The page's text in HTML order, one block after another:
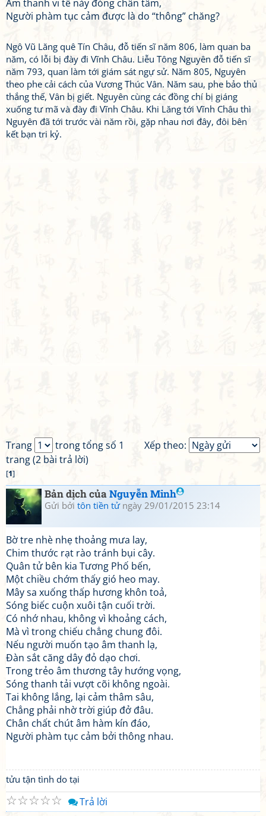
Âm thanh vi tế này đóng chân tâm,
Người phàm tục cảm được là do “thông” chăng?
Ngô Vũ Lăng quê Tín Châu, đỗ tiến sĩ năm 806, làm quan ba
năm, có lỗi bị đày đi Vĩnh Châu. Liễu Tông Nguyên đỗ tiến sĩ
năm 793, quan làm tới giám sát ngự sử. Năm 805, Nguyên
theo phe cải cách của Vương Thúc Vân. Năm sau, phe bảo thủ
thắng thế, Vân bị giết. Nguyên cùng các đồng chí bị giáng
xuống tư mã và đày đi Vĩnh Châu. Khi Lăng tới Vĩnh Châu thì
Nguyên đã tới trước vài năm rồi, gặp nhau nơi đây, đôi bên
kết bạn tri kỷ.
Xếp theo:
Trang
trong tổng số 1
trang (2 bài trả lời)
[1]
Bản dịch củaNguyễn Minh
Gửi bởi tôn tiền tửngày 29/01/2015 23:14
Bờ tre nhè nhẹ thoảng mưa lay,
Chim thước rạt rào tránh bụi cây.
Quân tử bên kia Tương Phố bến,
Một chiều chớm thấy gió heo may.
Mây sa xuống thấp hương khôn toả,
Sóng biếc cuộn xuôi tận cuối trời.
Có nhớ nhau, không vì khoảng cách,
Mà vì trong chiếu chẳng chung đôi.
Nếu người muốn tạo âm thanh lạ,
Đàn sắt căng dây đỏ dạo chơi.
Trong trẻo âm thương tây hướng vọng,
Sóng thanh tải vượt cõi không ngoài.
Tai không lắng, lại cảm thâm sâu,
Chẳng phải nhờ trời giúp đở đâu.
Chân chất chút âm hàm kín đáo,
Người phàm tục cảm bởi thông nhau.
tửu tận tình do tại
☆
☆
☆
☆
☆ Trả lời